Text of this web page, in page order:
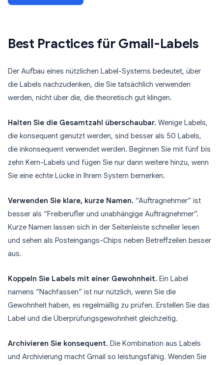
Best Practices für Gmail-Labels
Der Aufbau eines nützlichen Label-Systems bedeutet, über
die Labels nachzudenken, die Sie tatsächlich verwenden
werden, nicht über die, die theoretisch gut klingen.
Halten Sie die Gesamtzahl überschaubar. Wenige Labels,
die konsequent genutzt werden, sind besser als 50 Labels,
die inkonsequent verwendet werden. Beginnen Sie mit fünf bis
zehn Kern-Labels und fügen Sie nur dann weitere hinzu, wenn
Sie eine echte Lücke in Ihrem System bemerken.
Verwenden Sie klare, kurze Namen. “Auftragnehmer” ist
besser als “Freiberufler und unabhängige Auftragnehmer”.
Kurze Namen lassen sich in der Seitenleiste schneller lesen
und sehen als Posteingangs-Chips neben Betreffzeilen besser
aus.
Koppeln Sie Labels mit einer Gewohnheit. Ein Label
namens “Nachfassen” ist nur nützlich, wenn Sie die
Gewohnheit haben, es regelmäßig zu prüfen. Erstellen Sie das
Label und die Überprüfungsgewohnheit gleichzeitig.
Archivieren Sie konsequent. Die Kombination aus Labels
und Archivierung macht Gmail so leistungsfähig. Wenden Sie